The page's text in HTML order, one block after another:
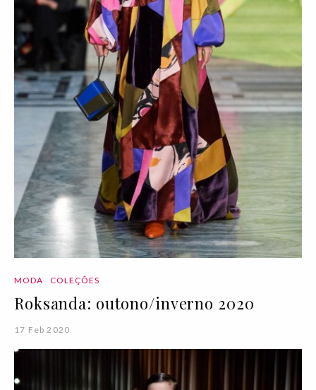
MODA COLEÇÕES
Roksanda: outono/inverno 2020
17 Feb 2020